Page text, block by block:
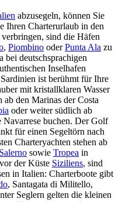
abzusegeln, können Sie
Ihren Charterurlaub in den
sind die Häfen
, Piombino oderPunta Ala zu
bei deutschsprachigen
Inselhafen
ist berühmt für Ihre
mit kristallklaren Wasser
ab den Marinas der Costa
oder weiter südlich ab
Navarrese buchen. Der Golf
für einen Segeltörn nach
Charteryachten stehen ab
Salerno sowie Tropea in
der Küste Siziliens, sind
in Italien: Charterboote gibt
, Santagata di Militello,
Seglern gelten die kleinen